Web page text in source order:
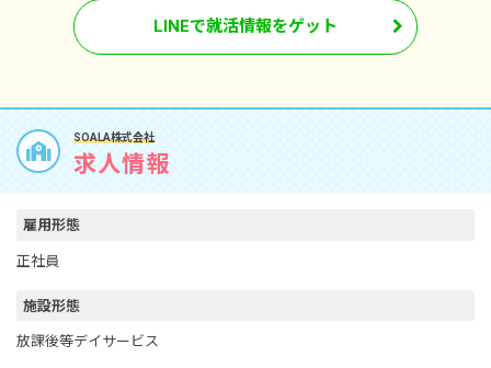
LINEで就活情報をゲット
SOALA株式会社
求人情報
雇用形態
正社員
施設形態
放課後等デイサービス